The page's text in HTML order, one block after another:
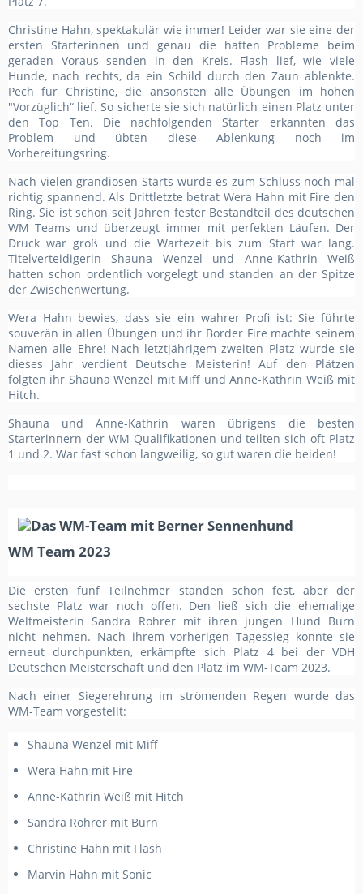
Christine Hahn, spektakulär wie immer! Leider war sie eine der
ersten Starterinnen und genau die hatten Probleme beim
geraden Voraus senden in den Kreis. Flash lief, wie viele
Hunde, nach rechts, da ein Schild durch den Zaun ablenkte.
Pech für Christine, die ansonsten alle Übungen im hohen
"Vorzüglich“ lief. So sicherte sie sich natürlich einen Platz unter
den Top Ten. Die nachfolgenden Starter erkannten das
Problem und übten diese Ablenkung noch im
Vorbereitungsring.
Nach vielen grandiosen Starts wurde es zum Schluss noch mal
richtig spannend. Als Drittletzte betrat Wera Hahn mit Fire den
Ring. Sie ist schon seit Jahren fester Bestandteil des deutschen
WM Teams und überzeugt immer mit perfekten Läufen. Der
Druck war groß und die Wartezeit bis zum Start war lang.
Titelverteidigerin Shauna Wenzel und Anne-Kathrin Weiß
hatten schon ordentlich vorgelegt und standen an der Spitze
der Zwischenwertung.
Wera Hahn bewies, dass sie ein wahrer Profi ist: Sie führte
souverän in allen Übungen und ihr Border Fire machte seinem
Namen alle Ehre! Nach letztjährigem zweiten Platz wurde sie
dieses Jahr verdient Deutsche Meisterin! Auf den Plätzen
folgten ihr Shauna Wenzel mit Miff und Anne-Kathrin Weiß mit
Hitch.
Shauna und Anne-Kathrin waren übrigens die besten
Starterinnern der WM Qualifikationen und teilten sich oft Platz
1 und 2. War fast schon langweilig, so gut waren die beiden!
WM Team 2023
Die ersten fünf Teilnehmer standen schon fest, aber der
sechste Platz war noch offen. Den ließ sich die ehemalige
Weltmeisterin Sandra Rohrer mit ihren jungen Hund Burn
nicht nehmen. Nach ihrem vorherigen Tagessieg konnte sie
erneut durchpunkten, erkämpfte sich Platz 4 bei der VDH
Deutschen Meisterschaft und den Platz im WM-Team 2023.
Nach einer Siegerehrung im strömenden Regen wurde das
WM-Team vorgestellt:
Shauna Wenzel mit Miff
Wera Hahn mit Fire
Anne-Kathrin Weiß mit Hitch
Sandra Rohrer mit Burn
Christine Hahn mit Flash
Marvin Hahn mit Sonic